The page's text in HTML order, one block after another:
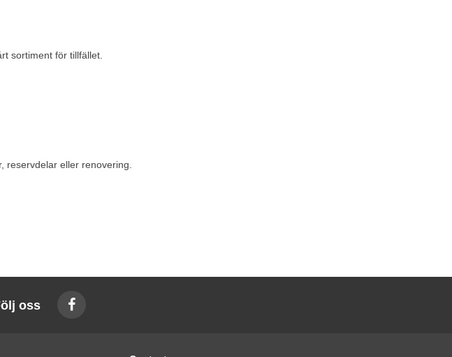
sortiment för tillfället.
reservdelar eller renovering.
oss